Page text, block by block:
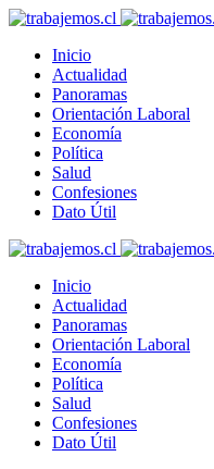
Inicio
Actualidad
Panoramas
Orientación Laboral
Economía
Política
Salud
Confesiones
Dato Útil
Inicio
Actualidad
Panoramas
Orientación Laboral
Economía
Política
Salud
Confesiones
Dato Útil